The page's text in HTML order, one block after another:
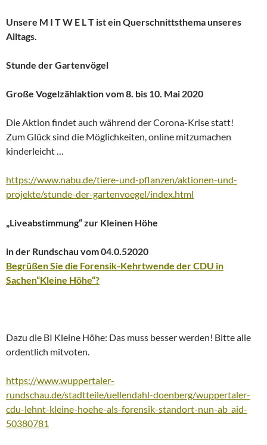
Unsere M I T W E L T ist ein Querschnittsthema unseres
Alltags.
Stunde der Gartenvögel
Große Vogelzählaktion vom 8. bis 10. Mai 2020
Die Aktion findet auch während der Corona-Krise statt!
Zum Glück sind die Möglichkeiten, online mitzumachen
kinderleicht …
https://www.nabu.de/tiere-und-pflanzen/aktionen-und-
projekte/stunde-der-gartenvoegel/index.html
„Liveabstimmung“ zur Kleinen Höhe
in der Rundschau vom 04.0.52020
Begrüßen Sie die Forensik-Kehrtwende der CDU in
Sachen“Kleine Höhe“?
Dazu die BI Kleine Höhe: Das muss besser werden! Bitte alle
ordentlich mitvoten.
https://www.wuppertaler-
rundschau.de/stadtteile/uellendahl-doenberg/wuppertaler-
cdu-lehnt-kleine-hoehe-als-forensik-standort-nun-ab_aid-
50380781